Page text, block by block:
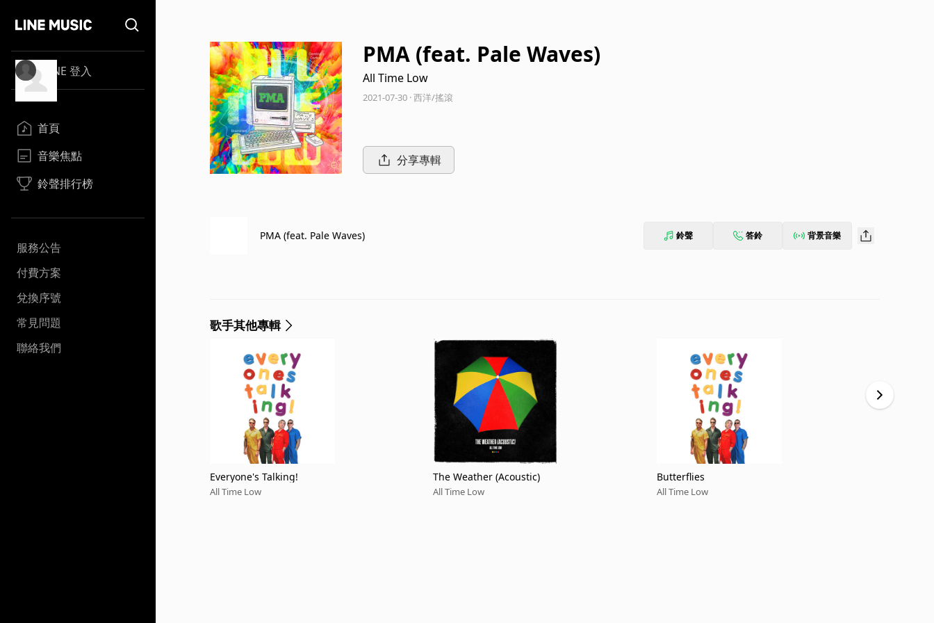
LINE 登入
首頁
音樂焦點
鈴聲排行榜
服務公告
付費方案
兌換序號
常見問題
聯絡我們
PMA (feat. Pale Waves)
All Time Low
2021-07-30 · 西洋/搖滾
分享專輯
PMA (feat. Pale Waves) 鈴聲 答鈴 背景音樂
歌手其他專輯
Everyone's Talking!
All Time Low
The Weather (Acoustic)
All Time Low
Butterflies
All Time Low